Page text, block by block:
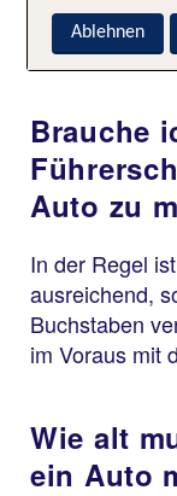
behandelt
Brauche
Auto zu
In der Regel
ausreichend,
Buchstaben
im Voraus mit
Wie alt
ein Auto
Ablehnen